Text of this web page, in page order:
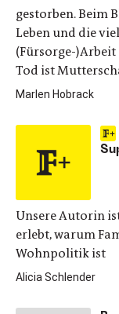
gestorben. Beim
Leben und die
(Fürsorge-
Tod ist
Marlen Hobrack
Unsere Autorin
erlebt, warum
Wohnpolitik ist
Alicia Schlender